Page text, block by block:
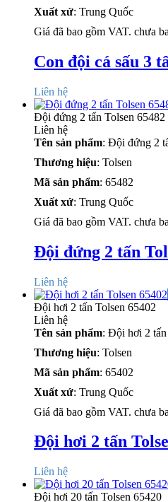
Xuất xứ: Trung Quốc
Giá đã bao gồm VAT. chưa
Con đội cá sấu 3
Liên hệ
Đội đứng 2 tấn Tolsen 65482
Liên hệ
Tên sản phẩm: Đội đứng 2
Thương hiệu: Tolsen
Mã sản phẩm: 65482
Xuất xứ: Trung Quốc
Giá đã bao gồm VAT. chưa
Đội đứng 2 tấn
Liên hệ
Đội hơi 2 tấn Tolsen 65402
Liên hệ
Tên sản phẩm: Đội hơi 2 tấn
Thương hiệu: Tolsen
Mã sản phẩm: 65402
Xuất xứ: Trung Quốc
Giá đã bao gồm VAT. chưa
Đội hơi 2 tấn
Liên hệ
Đội hơi 20 tấn Tolsen 65420